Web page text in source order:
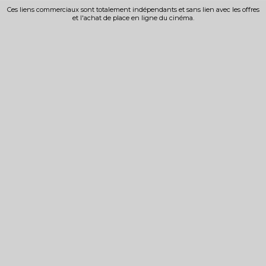
Ces liens commerciaux sont totalement indépendants et sans lien avec les offres
et l'achat de place en ligne du cinéma.